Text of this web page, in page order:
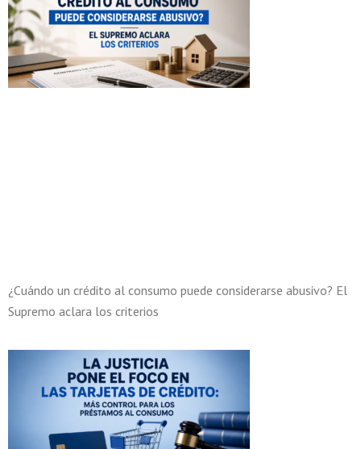
¿Cuándo un crédito al consumo puede considerarse abusivo? El
Supremo aclara los criterios